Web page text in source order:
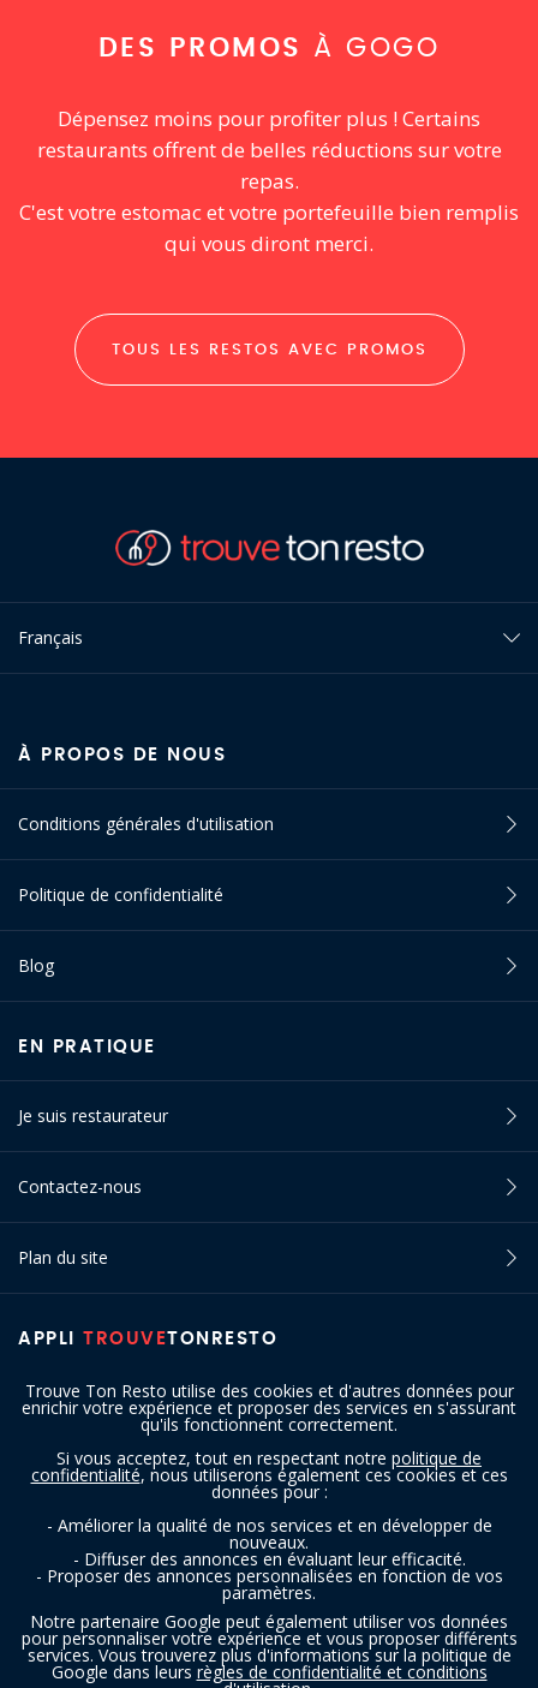
DES PROMOS À GOGO
Dépensez moins pour profiter plus ! Certains
restaurants offrent de belles réductions sur votre
repas.
C'est votre estomac et votre portefeuille bien remplis
qui vous diront merci.
TOUS LES RESTOS AVEC PROMOS
Trouve Ton Resto utilise des cookies et d'autres données pour
enrichir votre expérience et proposer des services en s'assurant
qu'ils fonctionnent correctement.
Si vous acceptez, tout en respectant notre politique de
confidentialité, nous utiliserons également ces cookies et ces
données pour :
- Améliorer la qualité de nos services et en développer de
nouveaux.
- Diffuser des annonces en évaluant leur efficacité.
- Proposer des annonces personnalisées en fonction de vos
paramètres.
Notre partenaire Google peut également utiliser vos données
pour personnaliser votre expérience et vous proposer différents
services. Vous trouverez plus d'informations sur la politique de
Google dans leurs règles de confidentialité et conditions
Français
APPLI TROUVETONRESTO
À PROPOS DE NOUS
Conditions générales d'utilisation
Politique de confidentialité
Blog
EN PRATIQUE
Je suis restaurateur
Contactez-nous
Plan du site
SUIVEZ-NOUS
Copyright © 2016 - 2026 trouvetonresto.be ‐ Tous droits réservés | JDC